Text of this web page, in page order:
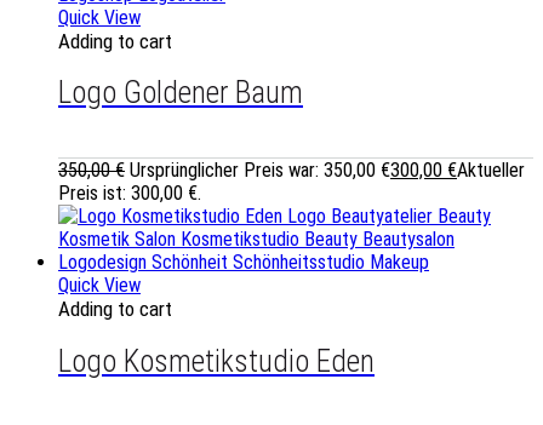
Quick View
Adding to cart
Logo Goldener Baum
350,00€ Ursprünglicher Preis war: 350,00 €300,00 €Aktueller
Preis ist: 300,00 €.
Quick View
Adding to cart
Logo Kosmetikstudio Eden